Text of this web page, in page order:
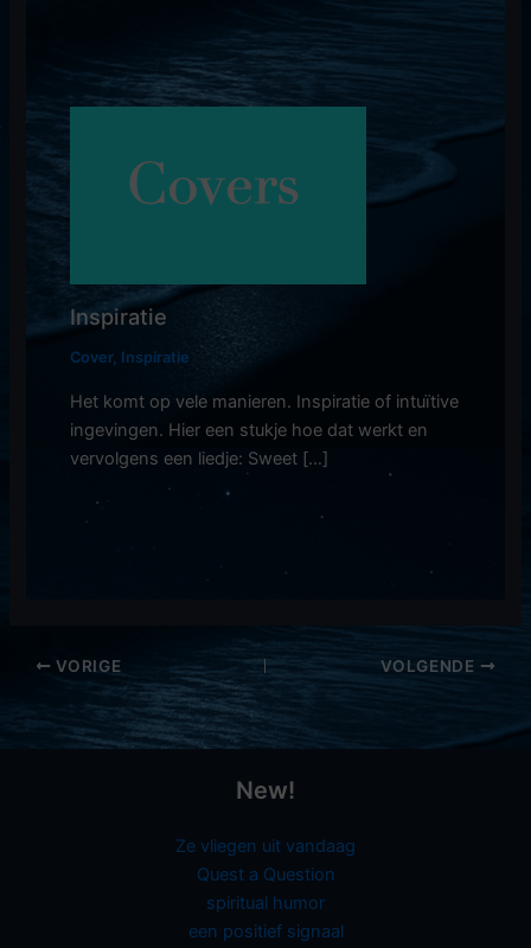
Inspiratie
Cover, Inspiratie
Het komt op vele manieren. Inspiratie of intuïtive
ingevingen. Hier een stukje hoe dat werkt en
vervolgens een liedje: Sweet […]
VORIGE VOLGENDE
New!
Ze vliegen uit vandaag
Quest a Question
spiritual humor
een positief signaal